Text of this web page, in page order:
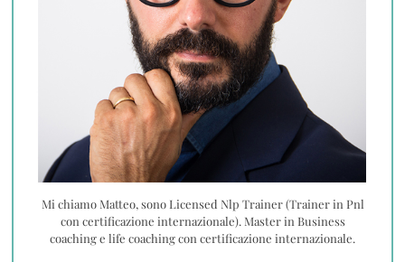
Mi chiamo Matteo, sono Licensed Nlp Trainer (Trainer in Pnl
con certificazione internazionale). Master in Business
coaching e life coaching con certificazione internazionale.